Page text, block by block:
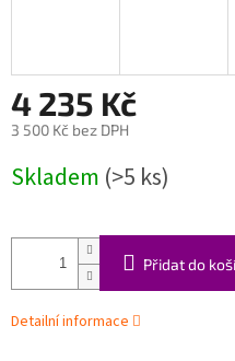
4 235 Kč
3 500 Kč bez DPH
cena:
Skladem (>5 ks)
Přidat do
Detailní informace